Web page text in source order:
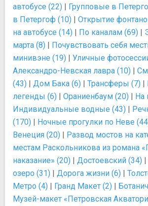
автобусе (22) | Групповые в
в Петергоф (10) | Открытие
на автобусе (14) | По каналам (69) |
марта (8) | Почувствовать себя
минивэне (19) | Уличные
Александро-Невская лавра (10) |
(43) | Дом Бака (6) | Трансферы (7) |
легенды (6) | Ораниенбаум (20) | На
Индивидуальные водные (43) |
(170) | Ночные прогулки по Неве
Венеция (20) | Развод мостов на
местам Раскольникова из романа
наказание» (20) | Достоевский (34) |
озеро (31) | Дорога жизни (6) |
Метро (4) | Гранд Макет (2) |
Музей-макет «Петровская